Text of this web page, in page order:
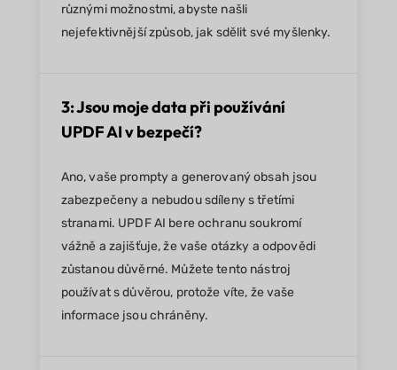
různými možnostmi, abyste našli
nejefektivnější způsob, jak sdělit své myšlenky.
3: Jsou moje data při používání
UPDF AI v bezpečí?
Ano, vaše prompty a generovaný obsah jsou
zabezpečeny a nebudou sdíleny s třetími
stranami. UPDF AI bere ochranu soukromí
vážně a zajišťuje, že vaše otázky a odpovědi
zůstanou důvěrné. Můžete tento nástroj
používat s důvěrou, protože víte, že vaše
informace jsou chráněny.